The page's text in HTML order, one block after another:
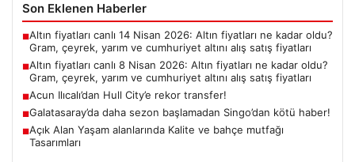
Son Eklenen Haberler
■Altın fiyatları canlı 14 Nisan 2026: Altın fiyatları ne kadar oldu?
Gram, çeyrek, yarım ve cumhuriyet altını alış satış fiyatları
■Altın fiyatları canlı 8 Nisan 2026: Altın fiyatları ne kadar oldu?
Gram, çeyrek, yarım ve cumhuriyet altını alış satış fiyatları
■Acun Ilıcalı’dan Hull City’e rekor transfer!
■Galatasaray’da daha sezon başlamadan Singo’dan kötü haber!
■Açık Alan Yaşam alanlarında Kalite ve bahçe mutfağı
Tasarımları